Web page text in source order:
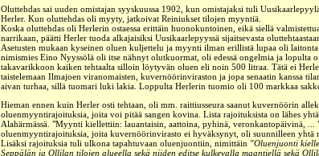
Oluttehdas sai uuden omistajan syyskuussa 1902, kun omistajaksi tuli
Herler. Kun oluttehdas oli myyty, jatkoivat Reiniukset tilojen myyntiä.
Koska oluttehdas oli Herlerin ostaessa erittäin huonokuntoinen, eikä siellä
narrikaan, päätti Herler tuoda alkajaisiksi Uusikaarlepyyssä sijaitsevasta
Asetusten mukaan kyseinen oluen kuljettelu ja myynti ilman erillistä lupaa oli
nimismies Eino Nyyssölä oli itse nähnyt olutkuormat, oli edessä ongelmia ja lopulta
takavarikkoon kaiken tehtaalta silloin löytyvän oluen eli noin 500 litraa. Tätä ei
taistelemaan Ilmajoen viranomaisten, kuvernöörinviraston ja jopa senaatin kanssa
aivan turhaa, sillä tuomari luki lakia. Loppulta Herlerin tuomio oli 100 markkaa
Hieman ennen kuin Herler osti tehtaan, oli mm. raittiusseura saanut kuvernöörin
oluenmyyntirajoituksia, joita voi pitää sangen kovina. Lista rajoituksista on lähes
Alahärmässä. "Myynti kiellettiin: lauantaisin, aattoina, pyhinä, veronkantopäivinä, ...
oluenmyyntirajoituksia, joita kuvernöörinvirasto ei hyväksynyt, oli suunnilleen yhtä
Lisäksi rajoituksia tuli ulkona tapahtuvaan oluenjuontiin, nimittäin "Oluenjuonti
Seppälän ja Ollilan tilojen alueella sekä niiden editse kulkevalla maantiellä sekä